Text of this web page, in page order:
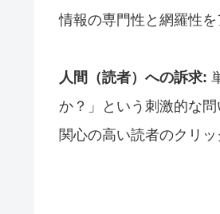
情報の専門性と網羅性を
人間（読者）への訴求:
か？」という刺激的な
関心の高い読者のクリッ